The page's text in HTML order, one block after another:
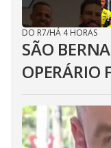
DO R7/HÁ 4 HORAS
SÃO
OPERÁRIO